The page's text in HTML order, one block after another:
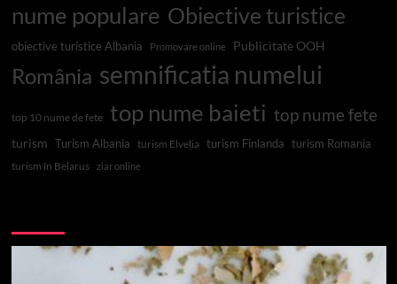
nume populare Obiective turistice
obiective turistice Albania Promovare online Publicitate OOH
România semnificatia numelui
top 10 nume de fete top nume baieti top nume fete
turism Turism Albania turism Elveția turism Finlanda turism Romania
turism în Belarus ziar online